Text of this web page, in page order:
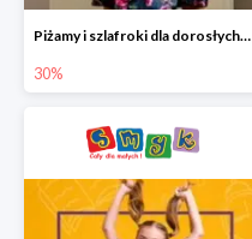
Piżamy i szlafroki dla dorosłych w Smyku do -30%
30%